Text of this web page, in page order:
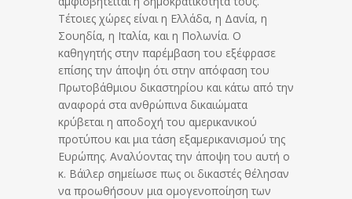
Τέτοιες χώρες είναι η Ελλάδα, η Δανία, η
Σουηδία, η Ιταλία, και η Πολωνία. Ο
καθηγητής στην παρέμβαση του εξέφρασε
επίσης την άποψη ότι στην απόφαση του
Πρωτοβάθμιου δικαστηρίου και κάτω από την
αναφορά στα ανθρώπινα δικαιώματα
κρύβεται η αποδοχή του αμερικανικού
προτύπου και μια τάση εξαμερικανισμού της
Ευρώπης. Αναλύοντας την άποψη του αυτή ο
κ. Βάϊλερ σημείωσε πως οι δικαστές θέλησαν
να προωθήσουν μια ομογενοποίηση των